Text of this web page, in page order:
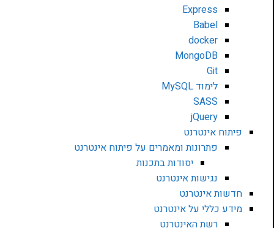
Express
Babel
docker
MongoDB
Git
לימוד MySQL
SASS
jQuery
פיתוח אינטרנט
פתרונות ומאמרים על פיתוח אינטרנט
יסודות בתכנות
נגישות אינטרנט
חדשות אינטרנט
מידע כללי על אינטרנט
רשת האינטרנט